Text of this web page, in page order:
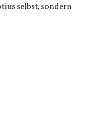
selbst, sondern